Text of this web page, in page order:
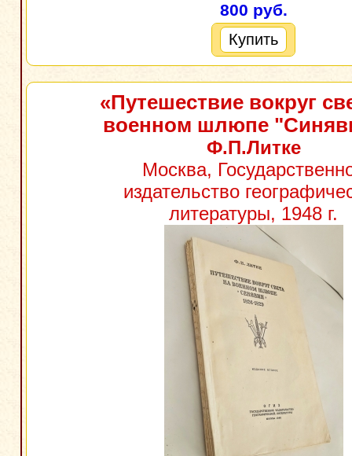
800 руб.
Купить
«Путешествие вокруг
военном шлюпе
Ф.П.Литке
Москва,
издательство
литературы, 1948 г.